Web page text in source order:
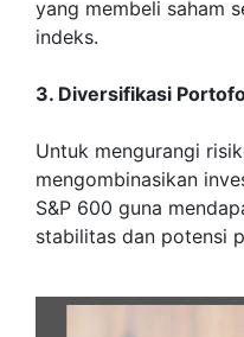
yang membeli saham
indeks.
3. Diversifikasi
Untuk mengurangi
mengombinasikan
S&P 600 guna
stabilitas dan potensi